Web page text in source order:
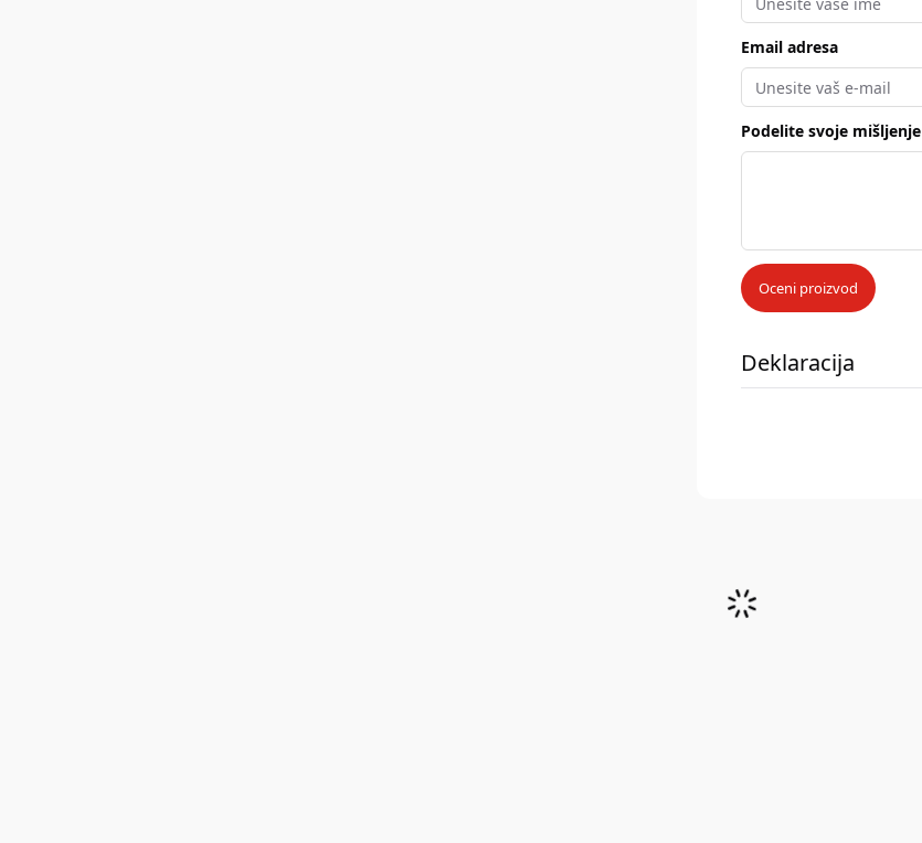
Email adresa
Podelite svoje mišljenje
Oceni proizvod
Deklaracija